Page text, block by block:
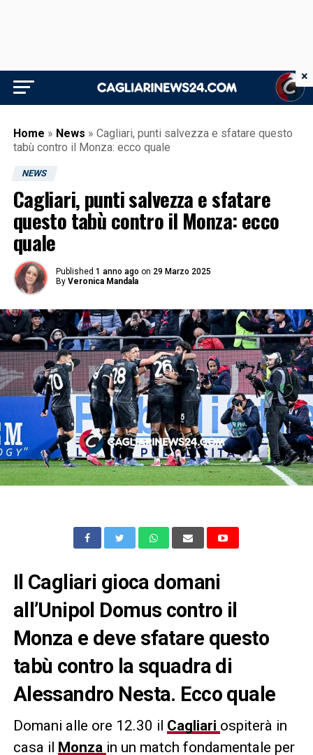
Home » News » Cagliari, punti salvezza e sfatare questo
tabù contro il Monza: ecco quale
NEWS
Cagliari, punti salvezza e sfatare
questo tabù contro il Monza: ecco
quale
Published 1 anno ago on 29 Marzo 2025
By Veronica Mandala
Il Cagliari gioca domani
all’Unipol Domus contro il
Monza e deve sfatare questo
tabù contro la squadra di
Alessandro Nesta. Ecco quale
Domani alle ore 12.30 il Cagliari ospiterà in
casa il Monza in un match fondamentale per
×